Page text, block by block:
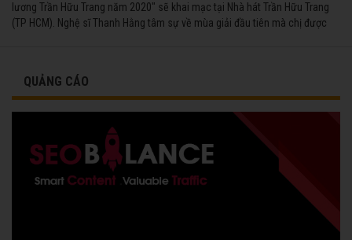
lương Trần Hữu Trang năm 2020" sẽ khai mạc tại Nhà hát Trần Hữu Trang
(TP HCM). Nghệ sĩ Thanh Hằng tâm sự về mùa giải đầu tiên mà chị được
QUẢNG CÁO